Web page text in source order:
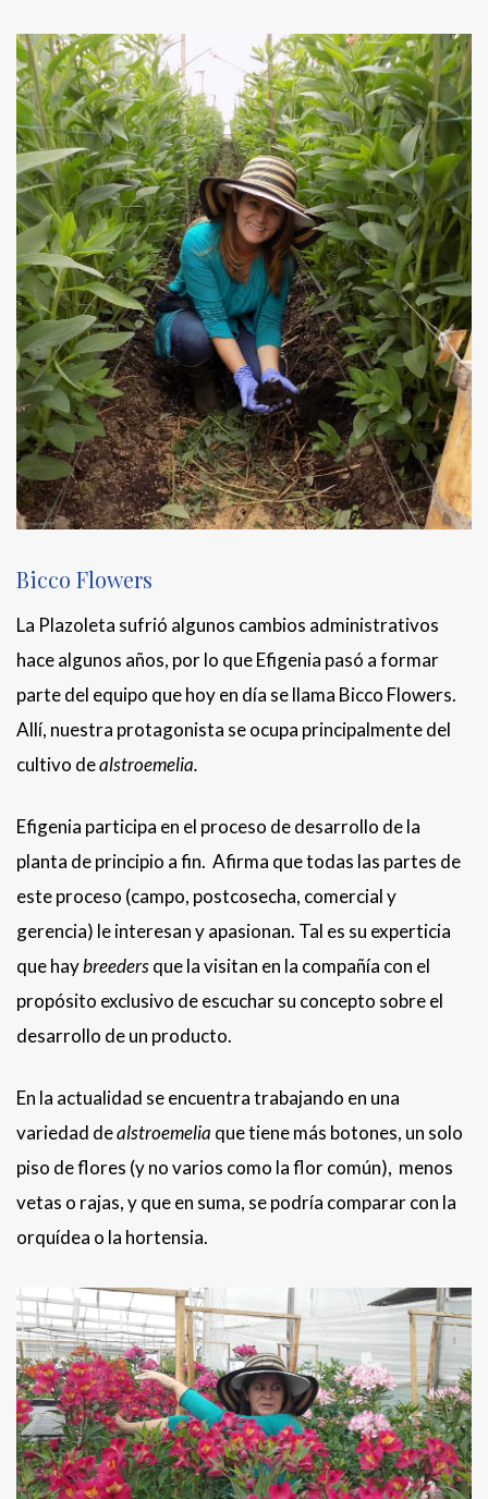
Bicco Flowers
La Plazoleta sufrió algunos cambios administrativos
hace algunos años, por lo que Efigenia pasó a formar
parte del equipo que hoy en día se llama Bicco Flowers.
Allí, nuestra protagonista se ocupa principalmente del
cultivo dealstroemelia.
Efigenia participa en el proceso de desarrollo de la
planta de principio a fin. Afirma que todas las partes de
este proceso (campo, postcosecha, comercial y
gerencia) le interesan y apasionan. Tal es su experticia
que haybreedersque la visitan en la compañía con el
propósito exclusivo de escuchar su concepto sobre el
desarrollo de un producto.
En la actualidad se encuentra trabajando en una
variedad dealstroemelia que tiene más botones, un solo
piso de flores (y no varios como la flor común), menos
vetas o rajas, y que en suma, se podría comparar con la
orquídea o la hortensia.